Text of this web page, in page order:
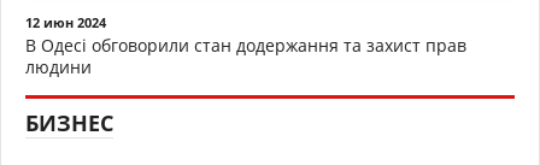
12 июн 2024
В Одесі обговорили стан додержання та захист прав
людини
БИЗНЕС